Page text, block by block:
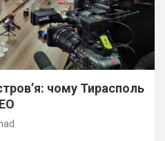
чому Тирасполь